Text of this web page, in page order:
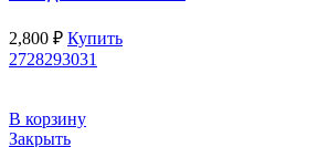
2,800 ₽ Купить
2728293031
В корзину
Закрыть